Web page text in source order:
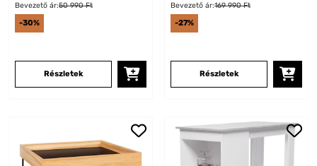
Bevezető ár:50 990 Ft
-30%
Részletek
Bevezető ár:169 990 Ft
-27%
Részletek